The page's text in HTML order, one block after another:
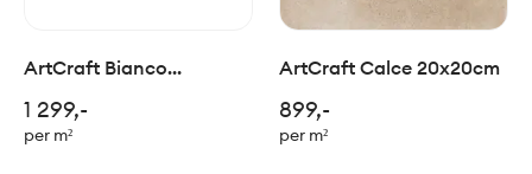
ArtCraft Bianco
1 299,-
per m²
ArtCraft Calce 20x20cm
899,-
per m²